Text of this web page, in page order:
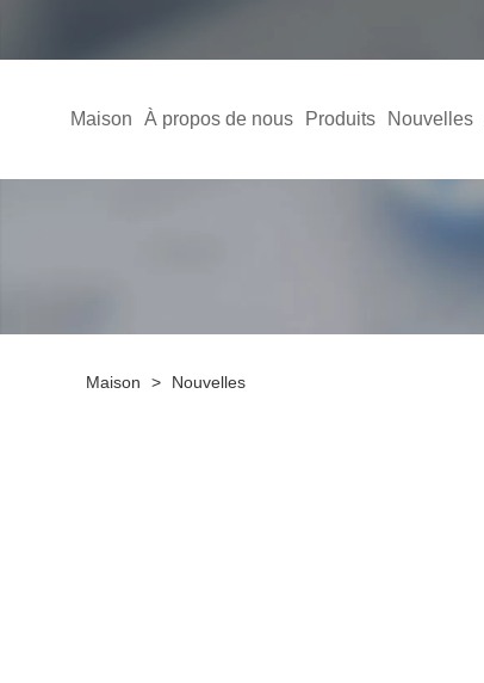
Maison À propos de nous Produits Nouvelles
Maison > Nouvelles